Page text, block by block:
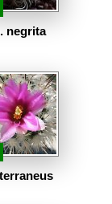
negrita